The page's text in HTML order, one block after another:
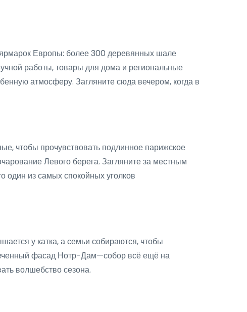
Европы: более 300 деревянных шале
работы, товары для дома и региональные
атмосферу. Загляните сюда вечером, когда в
чтобы прочувствовать подлинное парижское
Левого берега. Загляните за местным
один из самых спокойных уголков
у катка, а семьи собираются, чтобы
фасад Нотр-Дам—собор всё ещё на
волшебство сезона.